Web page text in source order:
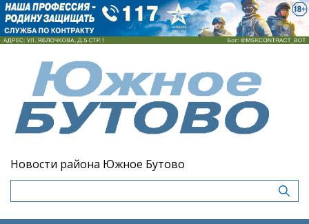
Новости района Южное Бутово